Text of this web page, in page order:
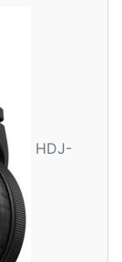
HDJ-